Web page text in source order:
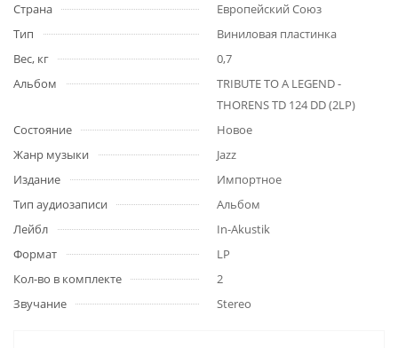
Страна
Европейский Союз
Тип
Виниловая пластинка
Вес, кг
0,7
Альбом
TRIBUTE TO A LEGEND -
THORENS TD 124 DD (2LP)
Состояние
Новое
Жанр музыки
Jazz
Издание
Импортное
Тип аудиозаписи
Альбом
Лейбл
In-Akustik
Формат
LP
Кол-во в комплекте
2
Звучание
Stereo